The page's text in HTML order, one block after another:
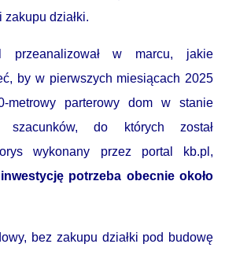
działki.
przeanalizował w marcu, jakie
by w pierwszych miesiącach 2025
metrowy parterowy dom w stanie
szacunków, do których został
wykonany przez portal kb.pl,
potrzeba obecnie około
bez zakupu działki pod budowę